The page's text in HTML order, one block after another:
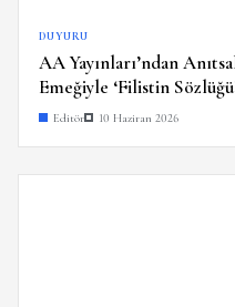
DUYURU
AA Yayınları’ndan
Emeğiyle ‘Filistin
Editör 10 Haziran 2026